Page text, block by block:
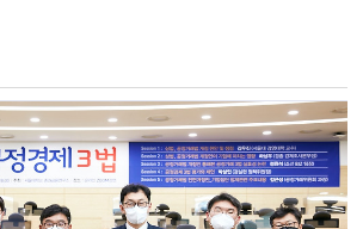
무부학장, 조승아 학생부학장을 비롯
Hitotsubashi ICS, IE Business
급 경영대학의 학장단들이 참석했다.
코로나19로 인해 온라인으로 진행됐
GNAM 운영위원회장인 예일대 경영
학장은 개회사를..